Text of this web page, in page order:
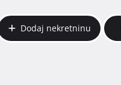
Dodaj nekretninu